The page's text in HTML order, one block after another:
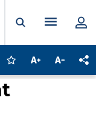
Ouvrir laMenu
Connectez-vous
Augmenter la